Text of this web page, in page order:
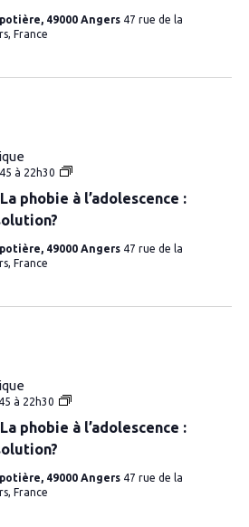
à
l’adolescence
49000 Angers 47 rue de la
France
phobie à l’adolescence :
à 22h30
Atelier
:
à
l’adolescence
49000 Angers 47 rue de la
France
phobie à l’adolescence :
à 22h30
Atelier
à
l’adolescence
49000 Angers 47 rue de la
France